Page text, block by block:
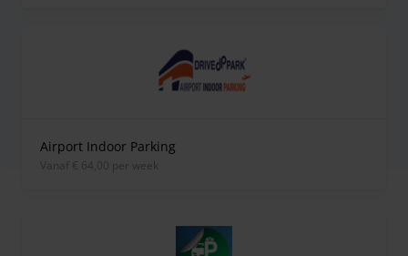
Airport Indoor Parking
vanaf € 64,00 per week